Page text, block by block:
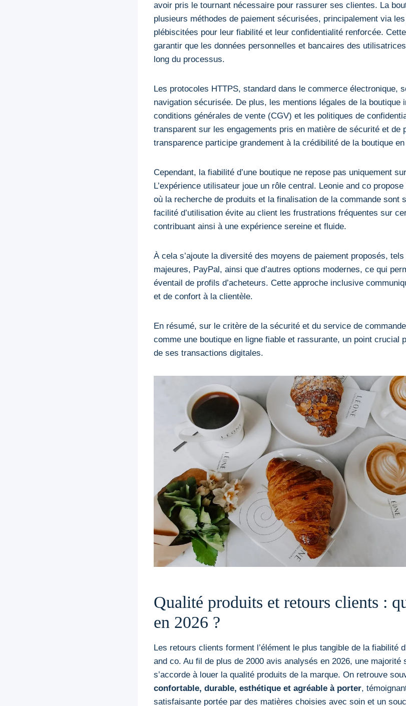
avoir pris le tournant nécessaire pour rassurer ses clientes. La
plusieurs méthodes de paiement sécurisées, principalement via
plébiscitées pour leur fiabilité et leur confidentialité renforcée.
garantir que les données personnelles et bancaires des
long du processus.
Les protocoles HTTPS, standard dans le commerce électronique,
navigation sécurisée. De plus, les mentions légales de la boutique
conditions générales de vente (CGV) et les politiques de
transparent sur les engagements pris en matière de sécurité et de
transparence participe grandement à la crédibilité de la boutique
Cependant, la fiabilité d’une boutique ne repose pas uniquement
L’expérience utilisateur joue un rôle central. Leonie and co
où la recherche de produits et la finalisation de la commande sont
facilité d’utilisation évite au client les frustrations fréquentes sur
contribuant ainsi à une expérience sereine et fluide.
À cela s’ajoute la diversité des moyens de paiement proposés,
majeures, PayPal, ainsi que d’autres options modernes, ce qui
éventail de profils d’acheteurs. Cette approche inclusive
et de confort à la clientèle.
En résumé, sur le critère de la sécurité et du service de
comme une boutique en ligne fiable et rassurante, un point crucial
de ses transactions digitales.
Qualité produits et retours clients :
en 2026 ?
Les retours clients forment l’élément le plus tangible de la fiabilité
and co. Au fil de plus de 2000 avis analysés en 2026, une majorité
s’accorde à louer la qualité produits de la marque. On retrouve
confortable, durable, esthétique et agréable à porter,
satisfaisante portée par des matières choisies avec soin et un